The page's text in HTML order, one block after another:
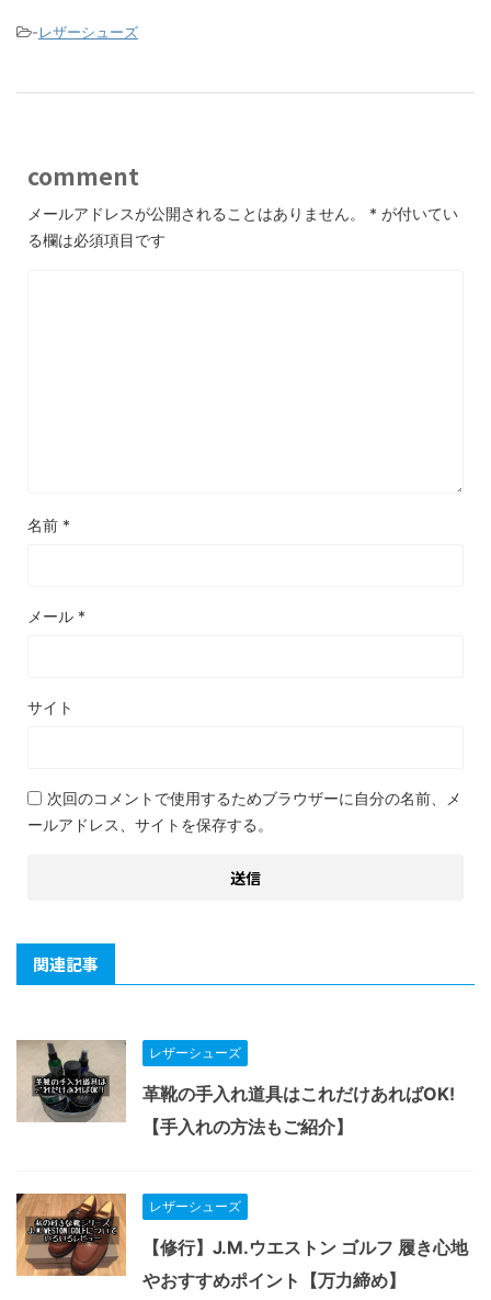
-レザーシューズ
comment
メールアドレスが公開されることはありません。 * が付いてい
る欄は必須項目です
名前 *
メール *
サイト
次回のコメントで使用するためブラウザーに自分の名前、メ
ールアドレス、サイトを保存する。
関連記事
レザーシューズ
革靴の手入れ道具はこれだけあればOK!
【手入れの方法もご紹介】
レザーシューズ
【修行】J.M.ウエストン ゴルフ 履き心地
やおすすめポイント【万力締め】